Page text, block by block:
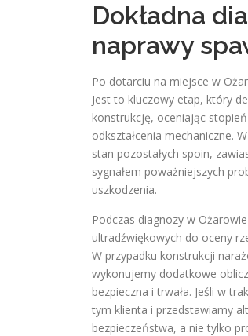
Dokładna
naprawy
Po dotarciu na miejsce w
Jest to kluczowy etap, który
konstrukcję, oceniając
odkształcenia mechaniczne.
stan pozostałych spoin,
sygnałem poważniejszych
uszkodzenia.
Podczas diagnozy w
ultradźwiękowych do oceny
W przypadku konstrukcji
wykonujemy dodatkowe
bezpieczna i trwała. Jeśli w
tym klienta i przedstawiamy
bezpieczeństwa, a nie tylko